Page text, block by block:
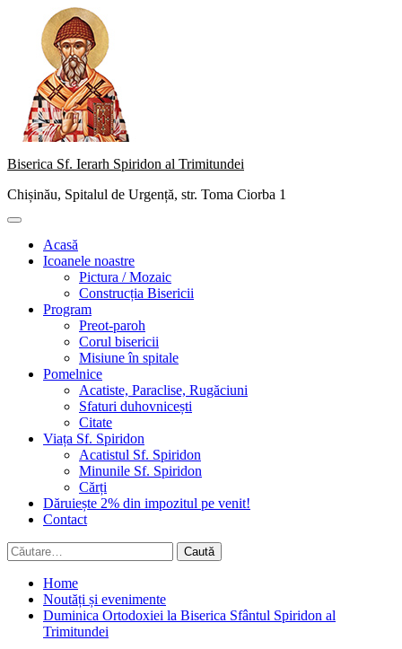
content
Biserica Sf. Ierarh Spiridon al Trimitundei
Chișinău, Spitalul de Urgență, str. Toma Ciorba 1
Primary
Acasă
Icoanele noastre
Pictura / Mozaic
Construcția Bisericii
Program
Preot-paroh
Corul bisericii
Misiune în spitale
Pomelnice
Acatiste, Paraclise, Rugăciuni
Sfaturi duhovnicești
Citate
Viața Sf. Spiridon
Acatistul Sf. Spiridon
Minunile Sf. Spiridon
Cărți
Dăruiește 2% din impozitul pe venit!
Contact
Caută
după:
Home
Noutăți și evenimente
Duminica Ortodoxiei la Biserica Sfântul Spiridon al
Trimitundei